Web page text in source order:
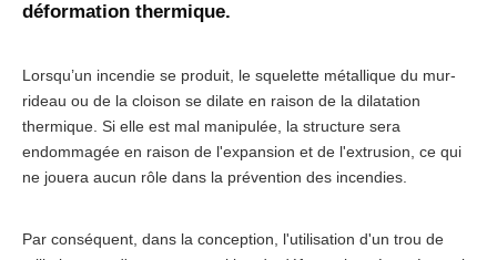
déformation thermique.
Lorsqu’un incendie se produit, le squelette métallique du mur-
rideau ou de la cloison se dilate en raison de la dilatation
thermique. Si elle est mal manipulée, la structure sera
endommagée en raison de l'expansion et de l'extrusion, ce qui
ne jouera aucun rôle dans la prévention des incendies.
Par conséquent, dans la conception, l'utilisation d'un trou de